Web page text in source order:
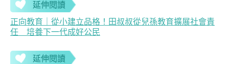
延伸閱讀
正向教育｜從小建立品格！田叔叔從兒孫教育擴展社會責
任 培養下一代成好公民
延伸閱讀